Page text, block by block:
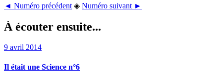
◄ Numéro précédent ◈ Numéro suivant ►
À écouter ensuite...
9 avril 2014
Il était une Science n°6